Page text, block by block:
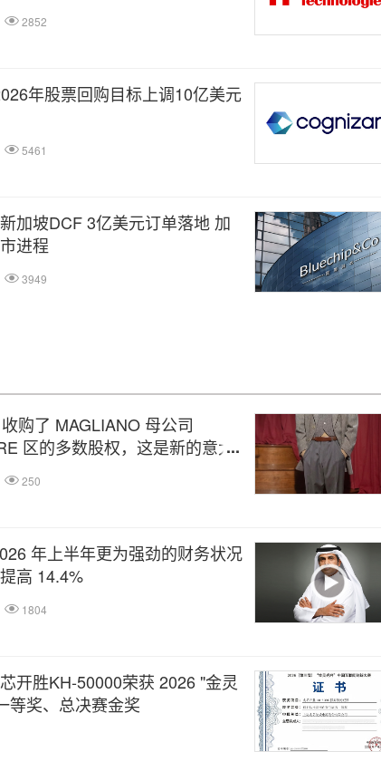
2852
年股票回购目标上调10亿美元
5461
加坡DCF 3亿美元订单落地 加
进程
3949
购了 MAGLIANO 母公司
区的多数股权，这是新的意大
250
年上半年更为强劲的财务状况
高 14.4%
1804
开胜KH‑50000荣获 2026 "金灵
等奖、总决赛金奖